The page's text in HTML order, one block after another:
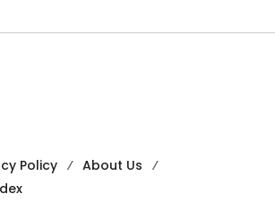
Policy
About Us